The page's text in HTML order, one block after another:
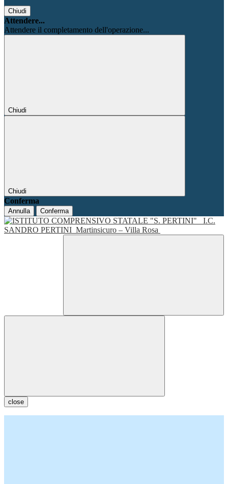
Chiudi
Attendere...
Attendere il completamento dell'operazione...
Chiudi
Chiudi
Conferma
Annulla Conferma
I.C.
SANDRO PERTINI Martinsicuro – Villa Rosa
close